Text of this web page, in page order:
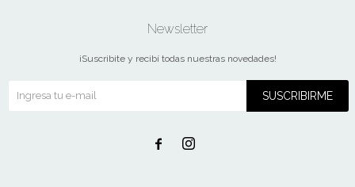
Newsletter
¡Suscribite y recibí todas nuestras novedades!
SUSCRIBIRME
 